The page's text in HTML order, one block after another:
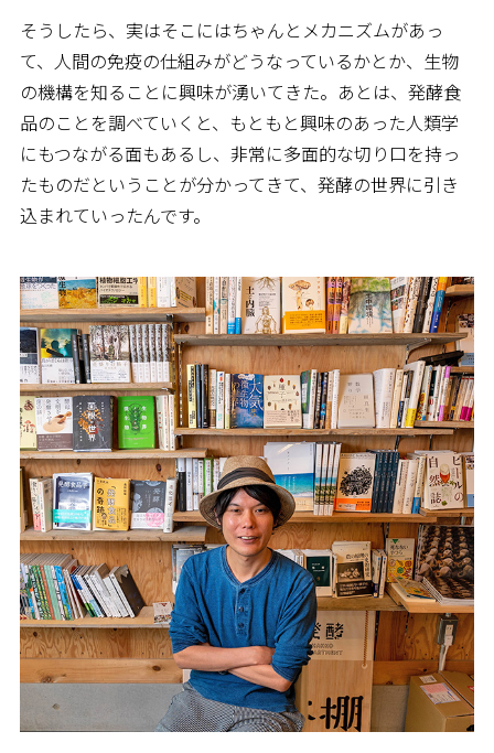
そうしたら、実はそこにはちゃんとメカニズムがあっ
て、人間の免疫の仕組みがどうなっているかとか、生物
の機構を知ることに興味が湧いてきた。あとは、発酵食
品のことを調べていくと、もともと興味のあった人類学
にもつながる面もあるし、非常に多面的な切り口を持っ
たものだということが分かってきて、発酵の世界に引き
込まれていったんです。